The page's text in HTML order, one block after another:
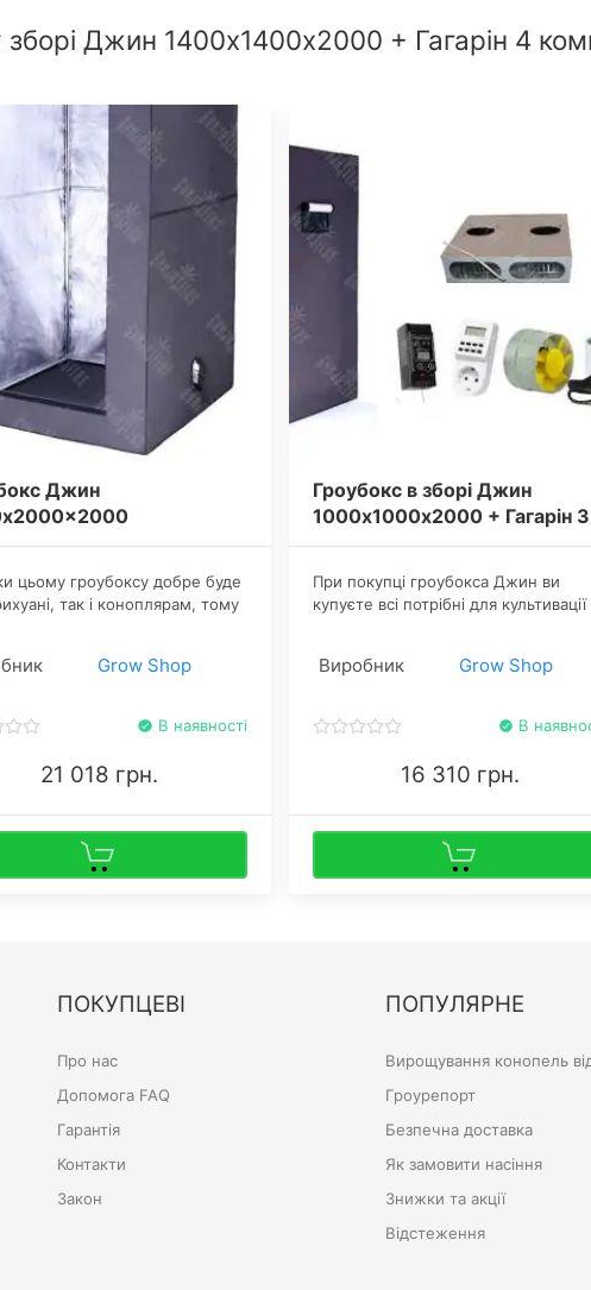
зборі Джин 1400х1400х2000 + Гагарін 4
Джин
цьому гроубоксу добре буде
так і коноплярам, тому
і виконувати інші
бокс.
Grow Shop
В наявності
21 018 грн.
Гроубокс в зборі Джин
1000х1000х2000 + Гагарін 3
​При покупці гроубокса Джин ви
купуєте всі потрібні для культивації
регулювання освітлення,
параметрів.
Виробник Grow Shop
В
16 310 грн.
ПОКУПЦЕВІ
Про нас
Допомога FAQ
Гарантія
Контакти
Закон
ПОПУЛЯРНЕ
Вирощування конопель
Гроурепорт
Безпечна доставка
Як замовити насіння
Знижки та акції
Відстеження